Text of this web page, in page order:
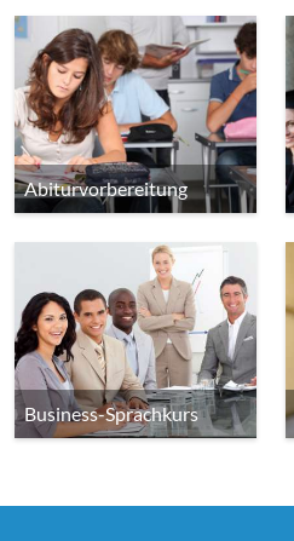
Abiturvorbereitung
Business-Sprachkurs